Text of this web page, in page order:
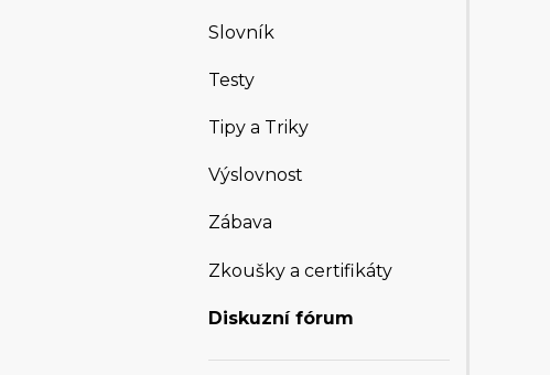
Slovník
Testy
Tipy a Triky
Výslovnost
Zábava
Zkoušky a certifikáty
Diskuzní fórum